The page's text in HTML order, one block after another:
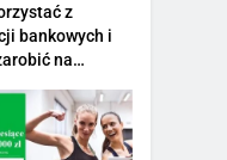
stawki
z
bankowych i
na